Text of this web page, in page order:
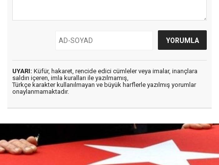
UYARI: Küfür, hakaret, rencide edici cümleler veya imalar, inançlara
saldırı içeren, imla kuralları ile yazılmamış,
Türkçe karakter kullanılmayan ve büyük harflerle yazılmış yorumlar
onaylanmamaktadır.